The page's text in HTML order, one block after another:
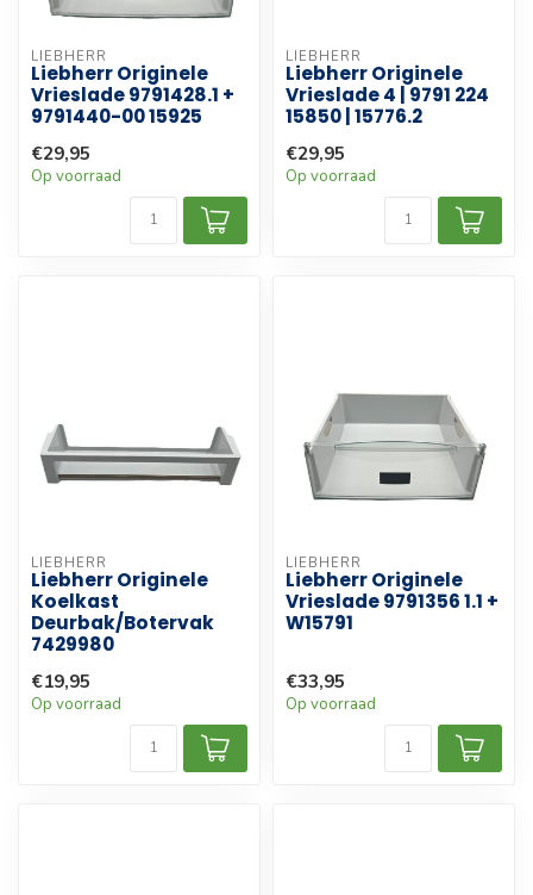
LIEBHERR
Liebherr Originele
Vrieslade 9791428.1 +
9791440-00 15925
€29,95
Op voorraad
LIEBHERR
Liebherr Originele
Vrieslade 4 | 9791 224
15850 | 15776.2
€29,95
Op voorraad
LIEBHERR
Liebherr Originele
Koelkast
Deurbak/Botervak
7429980
€19,95
Op voorraad
LIEBHERR
Liebherr Originele
Vrieslade 9791356 1.1 +
W15791
€33,95
Op voorraad